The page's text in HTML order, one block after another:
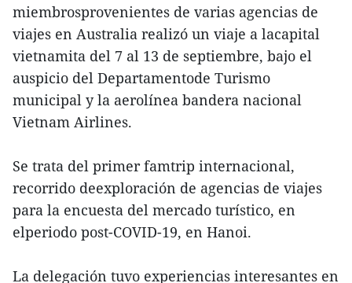
miembrosprovenientes de varias agencias de
viajes en Australia realizó un viaje a lacapital
vietnamita del 7 al 13 de septiembre, bajo el
auspicio del Departamentode Turismo
municipal y la aerolínea bandera nacional
Vietnam Airlines.
Se trata del primer famtrip internacional,
recorrido deexploración de agencias de viajes
para la encuesta del mercado turístico, en
elperiodo post-COVID-19, en Hanoi.
La delegación tuvo experiencias interesantes en